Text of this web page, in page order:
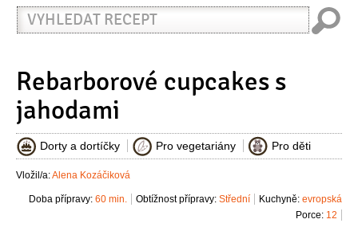
Vyhledat
recept
Rebarborové cupcakes s
jahodami
Dorty a dortíčky Pro vegetariány Pro děti
Vložil/a:Alena Kozáčiková
Kuchyně: evropská
Obtížnost přípravy: Střední
Doba přípravy: 60 min.
Porce: 12